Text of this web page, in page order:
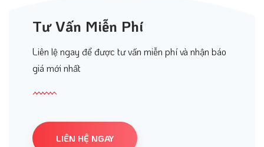
Tư Vấn Miễn Phí
Liên lệ ngay để được tư vấn miễn phí và nhận báo
giá mới nhất
LIÊN HỆ NGAY